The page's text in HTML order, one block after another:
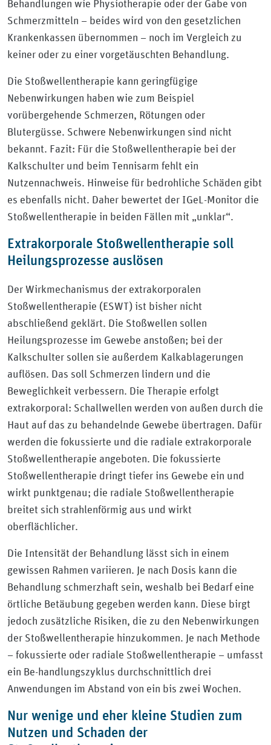
Behandlungen wie Physiotherapie oder der Gabe von
Schmerzmitteln – beides wird von den gesetzlichen
Krankenkassen übernommen – noch im Vergleich zu
keiner oder zu einer vorgetäuschten Behandlung.
Die Stoßwellentherapie kann geringfügige
Nebenwirkungen haben wie zum Beispiel
vorübergehende Schmerzen, Rötungen oder
Blutergüsse. Schwere Nebenwirkungen sind nicht
bekannt. Fazit: Für die Stoßwellentherapie bei der
Kalkschulter und beim Tennisarm fehlt ein
Nutzennachweis. Hinweise für bedrohliche Schäden gibt
es ebenfalls nicht. Daher bewertet der IGeL-Monitor die
Stoßwellentherapie in beiden Fällen mit „unklar“.
Extrakorporale Stoßwellentherapie soll
Heilungsprozesse auslösen
Der Wirkmechanismus der extrakorporalen
Stoßwellentherapie (ESWT) ist bisher nicht
abschließend geklärt. Die Stoßwellen sollen
Heilungsprozesse im Gewebe anstoßen; bei der
Kalkschulter sollen sie außerdem Kalkablagerungen
auflösen. Das soll Schmerzen lindern und die
Beweglichkeit verbessern. Die Therapie erfolgt
extrakorporal: Schallwellen werden von außen durch die
Haut auf das zu behandelnde Gewebe übertragen. Dafür
werden die fokussierte und die radiale extrakorporale
Stoßwellentherapie angeboten. Die fokussierte
Stoßwellentherapie dringt tiefer ins Gewebe ein und
wirkt punktgenau; die radiale Stoßwellentherapie
breitet sich strahlenförmig aus und wirkt
oberflächlicher.
Die Intensität der Behandlung lässt sich in einem
gewissen Rahmen variieren. Je nach Dosis kann die
Behandlung schmerzhaft sein, weshalb bei Bedarf eine
örtliche Betäubung gegeben werden kann. Diese birgt
jedoch zusätzliche Risiken, die zu den Nebenwirkungen
der Stoßwellentherapie hinzukommen. Je nach Methode
– fokussierte oder radiale Stoßwellentherapie – umfasst
ein Be-handlungszyklus durchschnittlich drei
Anwendungen im Abstand von ein bis zwei Wochen.
Nur wenige und eher kleine Studien zum
Nutzen und Schaden der